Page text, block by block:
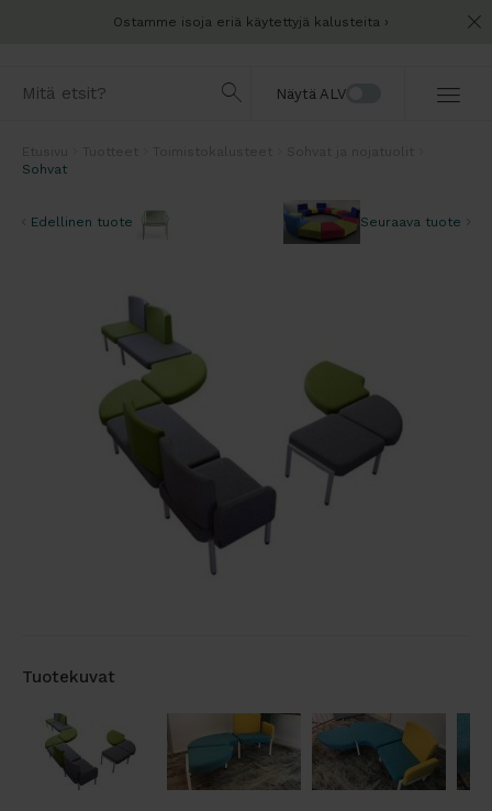
Ostamme isoja eriä käytettyjä kalusteita
Näytä ALV
Sohvat
Edellinen tuote Seuraava tuote
Tuotekuvat